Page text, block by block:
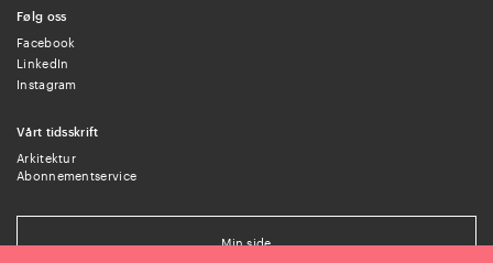
Følg oss
Facebook
LinkedIn
Instagram
Vårt tidsskrift
Arkitektur
Abonnementservice
Min side